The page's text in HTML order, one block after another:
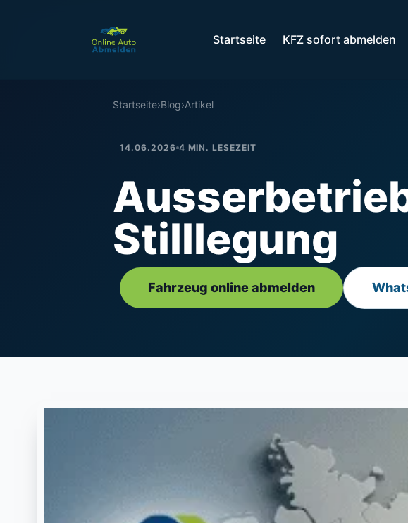
Startseite KFZ sofort abmelden
Startseite›Blog›Artikel
14.06.2026 4 MIN. LESEZEIT
Stilllegung
Fahrzeug online abmelden